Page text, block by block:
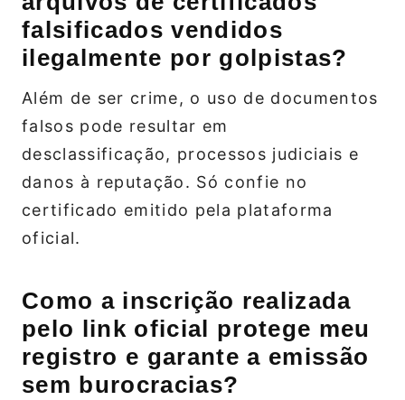
falsificados vendidos
ilegalmente por golpistas?
Além de ser crime, o uso de documentos
falsos pode resultar em
desclassificação, processos judiciais e
danos à reputação. Só confie no
certificado emitido pela plataforma
oficial.
Como a inscrição realizada
pelo link oficial protege meu
registro e garante a emissão
sem burocracias?